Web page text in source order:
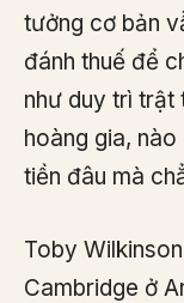
tưởng cơ bản
đánh thuế để
như duy trì trật
hoàng gia,
tiền đâu mà
Toby
Cambridge ở